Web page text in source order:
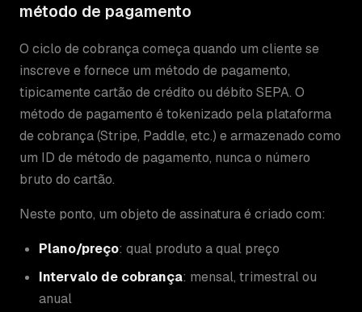
método de pagamento
O ciclo de cobrança começa quando um cliente se
inscreve e fornece um método de pagamento,
tipicamente cartão de crédito ou débito SEPA. O
método de pagamento é tokenizado pela plataforma
de cobrança (Stripe, Paddle, etc.) e armazenado como
um ID de método de pagamento, nunca o número
bruto do cartão.
Neste ponto, um objeto de assinatura é criado com:
Plano/preço: qual produto a qual preço
Intervalo de cobrança: mensal, trimestral ou
anual